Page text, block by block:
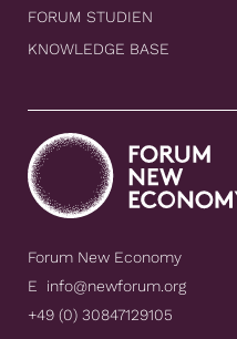
FORUM STUDIEN
KNOWLEDGE BASE
Forum New Economy
E info@newforum.org
+49 (0) 30847129105